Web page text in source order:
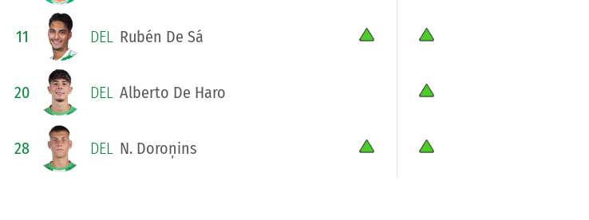
11 DEL Rubén De Sá
20 DEL Alberto De Haro
28 DEL N. Doroņins